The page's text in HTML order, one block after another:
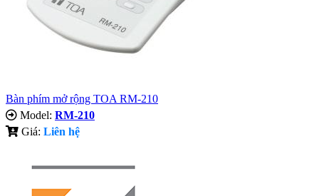
Bàn phím mở rộng TOA RM-210
Model: RM-210
Giá: Liên hệ